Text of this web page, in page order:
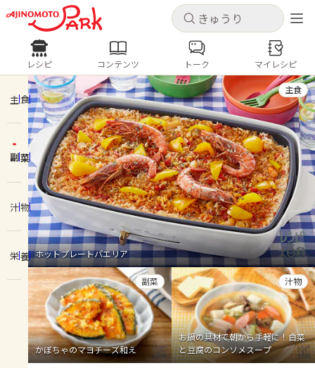
キャンセル
ログインするとレシピを保存できます
ログイン 新規登録
ホーム
コンテンツ
レシピ
トーク
よくあるお問い合わせ
お買い物
キャンセル
レシピ コンテンツ
人気の食材・レシピ
きゅうり なす トマト
とうもろこし
ピーマン
みょうが ゴーヤ
レシピ コンテンツ トーク マイレシピ
主食
副菜
汁物
栄養 ホットプレートパエリア
主食
かぼちゃのマヨチーズ和え
副菜
お鍋の具材で朝から手軽に！白菜
と豆腐のコンソメスープ
汁物